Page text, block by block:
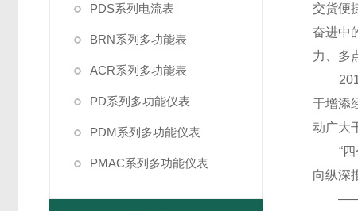
PDS系列电流表
BRN系列多功能表
ACR系列多功能表
PD系列多功能仪表
PDM系列多功能仪表
PMAC系列多功能仪表
交货便
奋进中
力、多
于增添
动广大
“四个
向纵深
——党